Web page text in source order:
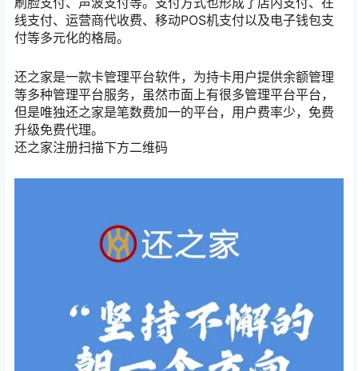
线支付、运营商代收费、移动POS机支付以及电子钱包支
付等多元化的格局。
还之家是一款卡管理平台软件，为持卡用户提供余额管理
等多种管理平台服务，虽然市面上有很多管理平台平台，
但是唯独还之家是笔数费加一的平台，用户费率少，免费
升级免费代理。
还之家注册扫描下方二维码